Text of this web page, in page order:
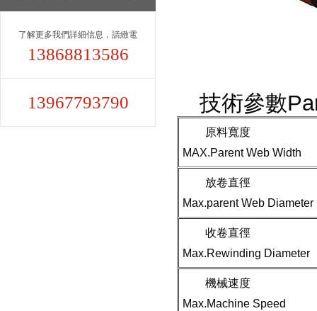
技術參數
原料寬度
MAX.Parent Web Width
放卷直徑
Max.parent Web Diameter
收卷直徑
Max.Rewinding Diameter
機械速度
Max.Machine Speed
了解更多我們詳細信息，請緻電
13868813586
13967793790